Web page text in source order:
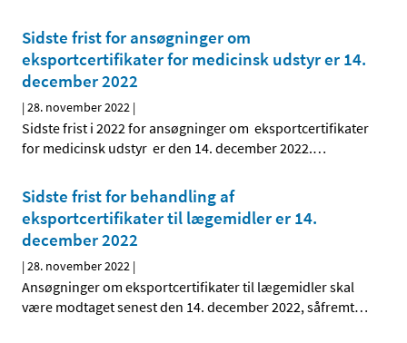
Sidste frist for ansøgninger om
eksportcertifikater for medicinsk udstyr er 14.
december 2022
|28. november 2022 |
Sidste frist i 2022 for ansøgninger om eksportcertifikater
for medicinsk udstyr er den 14. december 2022.…
Sidste frist for behandling af
eksportcertifikater til lægemidler er 14.
december 2022
|28. november 2022 |
Ansøgninger om eksportcertifikater til lægemidler skal
være modtaget senest den 14. december 2022, såfremt…